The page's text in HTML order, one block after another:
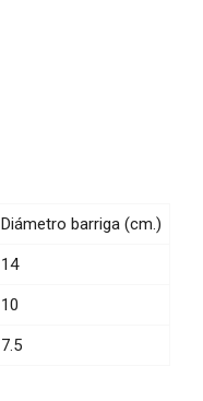
Diámetro barriga (cm.)
14
10
7.5